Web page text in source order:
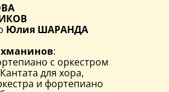
Юлия ШАРАНДА
:
с оркестром
для хора,
и фортепиано